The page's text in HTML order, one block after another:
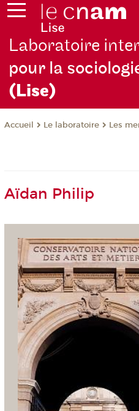
Laboratoire
pour la
(Lise)
Accueil Le laboratoire Les
Aïdan Philip